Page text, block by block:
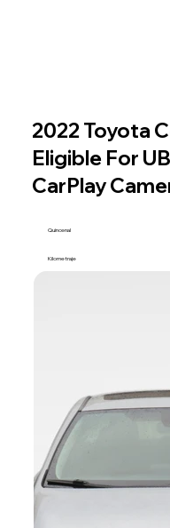
Quincenal
Kilometraje
2022 Toyota
Eligible For
CarPlay